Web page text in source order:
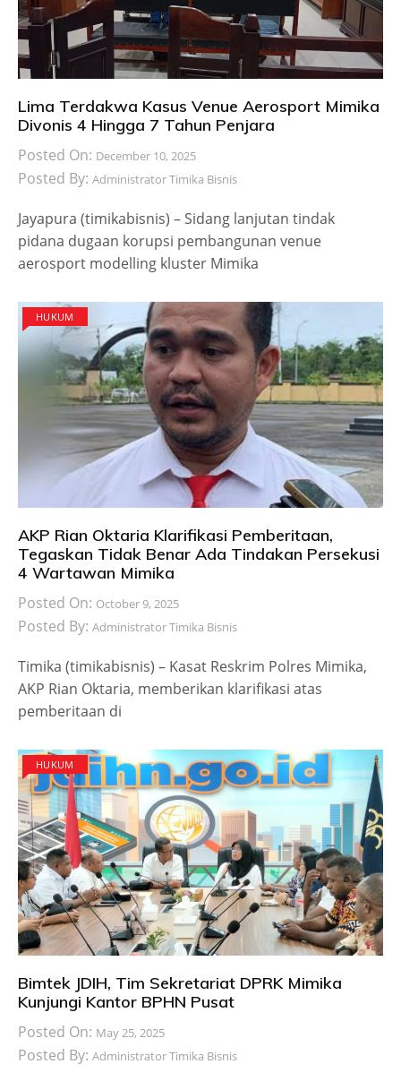
Lima Terdakwa Kasus Venue Aerosport Mimika
Divonis 4 Hingga 7 Tahun Penjara
Posted On: December 10, 2025
Posted By: Administrator Timika Bisnis
Jayapura (timikabisnis) – Sidang lanjutan tindak
pidana dugaan korupsi pembangunan venue
aerosport modelling kluster Mimika
HUKUM
AKP Rian Oktaria Klarifikasi Pemberitaan,
Tegaskan Tidak Benar Ada Tindakan Persekusi
4 Wartawan Mimika
Posted On: October 9, 2025
Posted By: Administrator Timika Bisnis
Timika (timikabisnis) – Kasat Reskrim Polres Mimika,
AKP Rian Oktaria, memberikan klarifikasi atas
pemberitaan di
HUKUM
Bimtek JDIH, Tim Sekretariat DPRK Mimika
Kunjungi Kantor BPHN Pusat
Posted On: May 25, 2025
Posted By: Administrator Timika Bisnis